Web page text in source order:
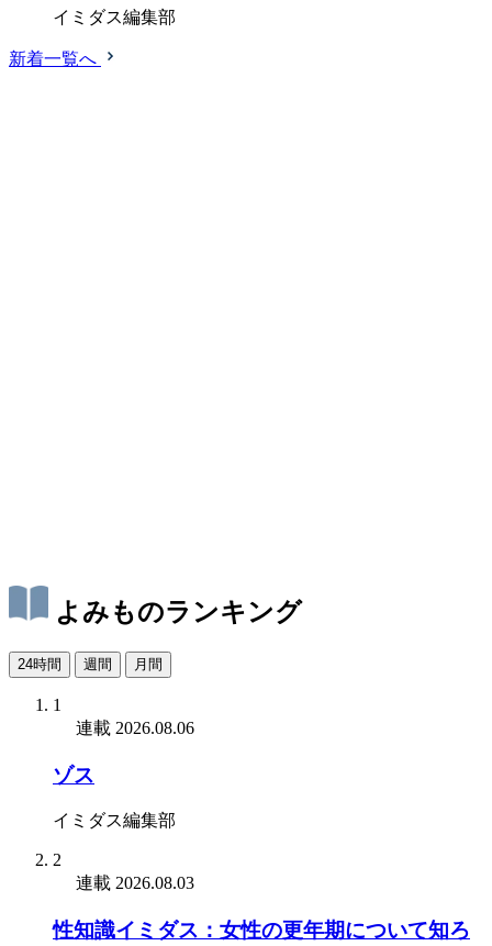
イミダス編集部
新着一覧へ
よみものランキング
24時間 週間 月間
1
連載 2026.08.06
ゾス
イミダス編集部
2
連載 2026.08.03
性知識イミダス：女性の更年期について知ろ